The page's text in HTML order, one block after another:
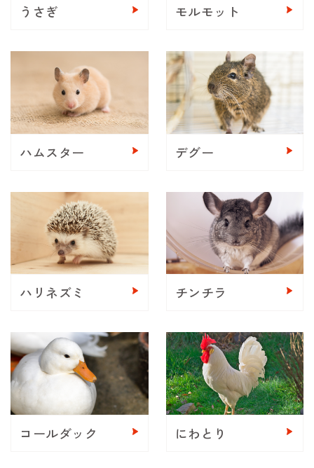
うさぎ モルモット
ハムスター デグー
ハリネズミ チンチラ
コールダック にわとり